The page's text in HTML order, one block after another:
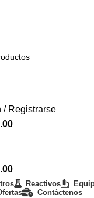
/ Registrarse
Reactivos
Contáctenos